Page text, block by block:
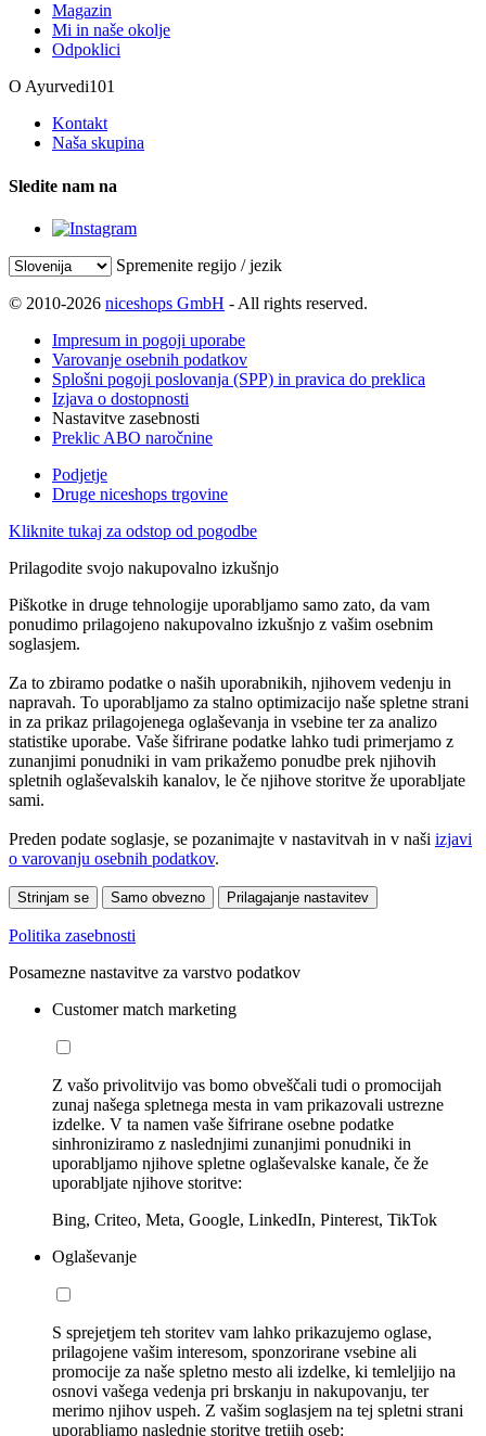
Magazin
Mi in naše okolje
Odpoklici
O Ayurvedi101
Kontakt
Naša skupina
Sledite nam na
Spremenite regijo / jezik
© 2010-2026 niceshops GmbH - All rights reserved.
Impresum in pogoji uporabe
Varovanje osebnih podatkov
Splošni pogoji poslovanja (SPP) in pravica do preklica
Izjava o dostopnosti
Nastavitve zasebnosti
Preklic ABO naročnine
Podjetje
Druge niceshops trgovine
Kliknite tukaj za odstop od pogodbe
Prilagodite svojo nakupovalno izkušnjo
Piškotke in druge tehnologije uporabljamo samo zato, da vam
ponudimo prilagojeno nakupovalno izkušnjo z vašim osebnim
soglasjem.
Za to zbiramo podatke o naših uporabnikih, njihovem vedenju in
napravah. To uporabljamo za stalno optimizacijo naše spletne strani
in za prikaz prilagojenega oglaševanja in vsebine ter za analizo
statistike uporabe. Vaše šifrirane podatke lahko tudi primerjamo z
zunanjimi ponudniki in vam prikažemo ponudbe prek njihovih
spletnih oglaševalskih kanalov, le če njihove storitve že uporabljate
sami.
Preden podate soglasje, se pozanimajte v nastavitvah in v naši izjavi
o varovanju osebnih podatkov.
Strinjam se Samo obvezno Prilagajanje nastavitev
Politika zasebnosti
Posamezne nastavitve za varstvo podatkov
Customer match marketing
Z vašo privolitvijo vas bomo obveščali tudi o promocijah
zunaj našega spletnega mesta in vam prikazovali ustrezne
izdelke. V ta namen vaše šifrirane osebne podatke
sinhroniziramo z naslednjimi zunanjimi ponudniki in
uporabljamo njihove spletne oglaševalske kanale, če že
uporabljate njihove storitve:
Bing, Criteo, Meta, Google, LinkedIn, Pinterest, TikTok
Oglaševanje
S sprejetjem teh storitev vam lahko prikazujemo oglase,
prilagojene vašim interesom, sponzorirane vsebine ali
promocije za naše spletno mesto ali izdelke, ki temleljijo na
osnovi vašega vedenja pri brskanju in nakupovanju, ter
merimo njihov uspeh. Z vašim soglasjem na tej spletni strani
uporabljamo naslednje storitve tretjih oseb: